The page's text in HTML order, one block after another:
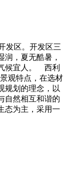
发区。开发区三
，夏无酷暑，
候宜人。 西利
观特点，在选材
规划的理念，以
自然相互和谐的
态为主，采用一